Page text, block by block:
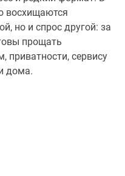
восхищаются
но и спрос другой: за
прощать
сервису
дома.